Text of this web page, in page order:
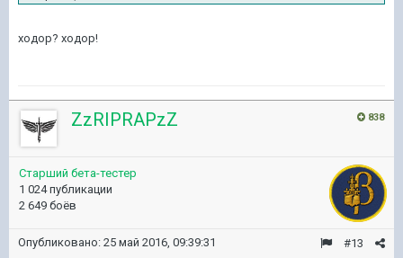
ходор? ходор!
838
ZzRIPRAPzZ
Старший бета-тестер
1 024 публикации
2 649 боёв
#13
Опубликовано: 25 май 2016, 09:39:31